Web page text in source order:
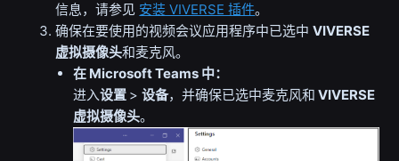
信息，请参见 安装 VIVERSE 插件。
确保在要使用的视频会议应用程序中已选中VIVERSE
虚拟摄像头和麦克风。
在 Microsoft Teams 中：
进入设置 >设备，并确保已选中麦克风和 VIVERSE
虚拟摄像头。